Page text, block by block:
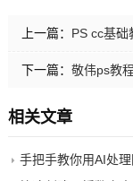
上一篇： PS cc基础
下一篇： 敬伟ps教
相关文章
手把手教你用AI处理